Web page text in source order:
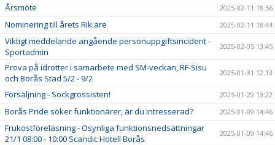
Årsmöte 2025-02-11 18:56
Nominering till årets Rik:are 2025-02-11 18:44
Viktigt meddelande angående personuppgiftsincident -
Sportadmin
2025-02-05 13:45
Prova på idrotter i samarbete med SM-veckan, RF-Sisu
och Borås Stad 5/2 - 9/2
2025-01-31 12:13
Försäljning - Sockgrossisten! 2025-01-29 13:22
Borås Pride söker funktionärer, är du intresserad? 2025-01-09 14:46
Frukostföreläsning - Osynliga funktionsnedsättningar
21/1 08:00 - 10:00 Scandic Hotell Borås
2025-01-09 14:46